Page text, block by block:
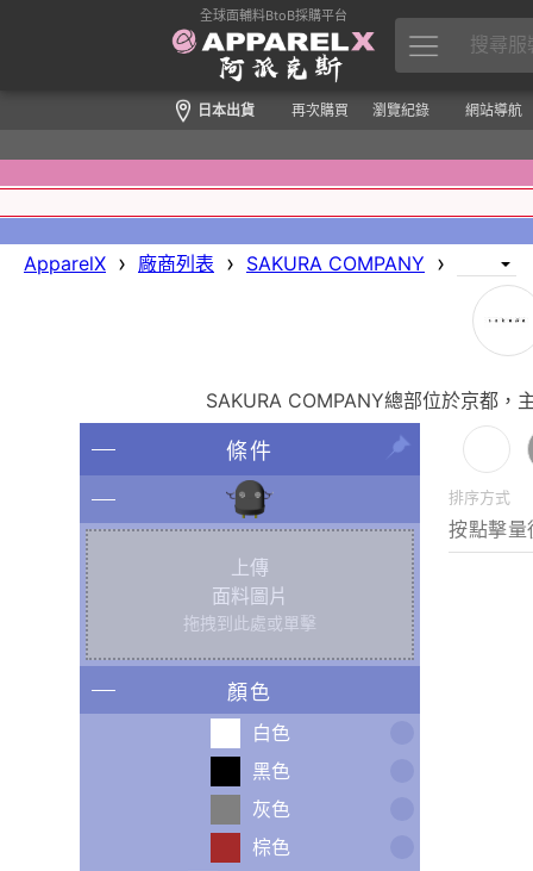
全球面輔料BtoB採購平台
日本出貨 再次購買 瀏覽紀錄 網站導航
ApparelX › 廠商列表 › SAKURA COMPANY ›
SAKURA COMPANY總部位於京都，
條件
上傳
面料圖片
拖拽到此處或單擊
顏色
白色
黑色
灰色
棕色
排序方式